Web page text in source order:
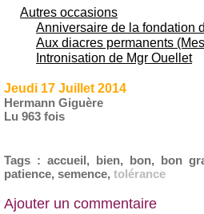
Autres occasions
Anniversaire de la fondation
Aux diacres permanents
Intronisation de Mgr Ouellet
Jeudi 17 Juillet 2014
Hermann Giguère
Lu 963 fois
Tags : accueil, bien, bon, bon
patience, semence, tolérance
Ajouter un commentaire